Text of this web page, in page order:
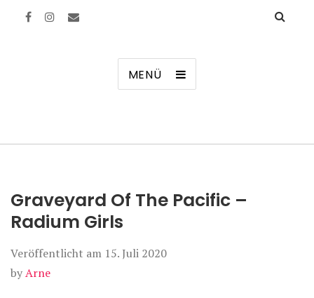
MENÜ
Graveyard Of The Pacific –
Radium Girls
Veröffentlicht am 15. Juli 2020
byArne